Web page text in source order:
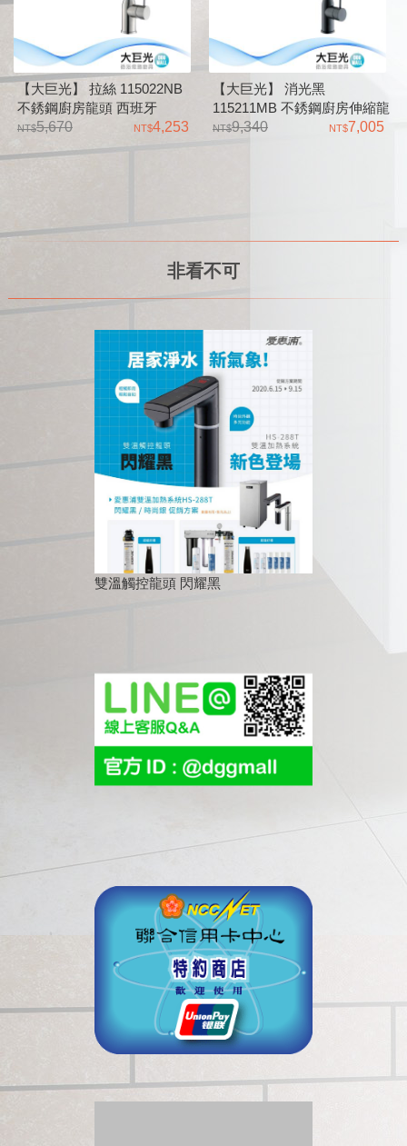
【大巨光】 拉絲 115022NB
不銹鋼廚房龍頭 西班牙
SEDAL 閥芯 35 低腳 大樓及
住宅有加壓機適用
5,670 4,253
【大巨光】 消光黑
115211MB 不銹鋼廚房伸縮龍
頭 西班牙 SEDAL 節能閥芯
9,340 7,005
非看不可
雙溫觸控龍頭 閃耀黑